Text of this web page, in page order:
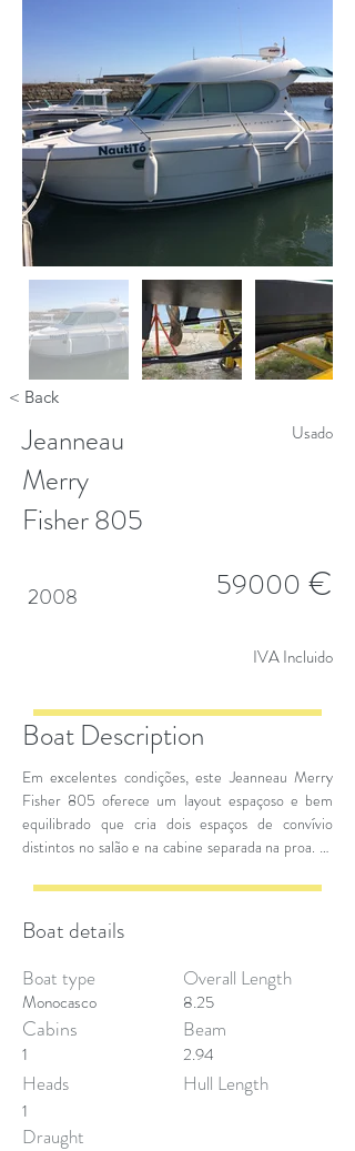
< Back
Jeanneau
Merry
Fisher 805
2008
Usado
59000 €
IVA Incluido
Boat Description
Em excelentes condições, este Jeanneau Merry
Fisher 805 oferece um layout espaçoso e bem
equilibrado que cria dois espaços de convívio
distintos no salão e na cabine separada na proa. O
com a possibilidade de se transformar num banco
virado para a frente para a sua tripulação quando
estiver no mar. As grandes janelas inundam o
Boat details
Boat type
Monocasco
Cabins
1
Heads
1
Draught
Overall Length
8.25
Beam
2.94
Hull Length